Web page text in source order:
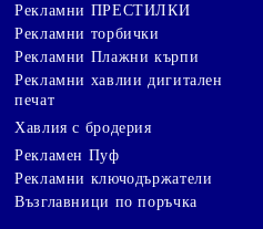
Рекламни ПРЕСТИЛКИ
Рекламни торбички
Рекламни Плажни кърпи
Рекламни хавлии дигитален
печат
Хавлия с бродерия
Рекламен Пуф
Рекламни ключодържатели
Възглавници по поръчка